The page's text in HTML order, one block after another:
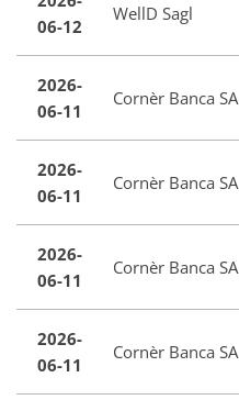
06-12
WellD Sagl
2026-
06-11
Cornèr Banca SA
2026-
06-11
Cornèr Banca SA
2026-
06-11
Cornèr Banca SA
2026-
06-11
Cornèr Banca SA